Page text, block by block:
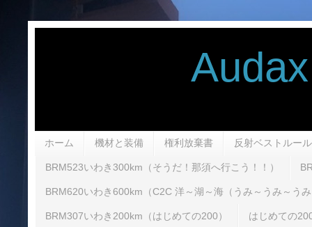
Audax
ホーム 機材と装備 権利放棄書 反射ベストルー
BRM523いわき300km（そうだ！那須へ行こう！！）
BRM620いわき600km（C2C 洋～湖～海（うみ～うみ～う
BRM307いわき200km（はじめての200） はじめての